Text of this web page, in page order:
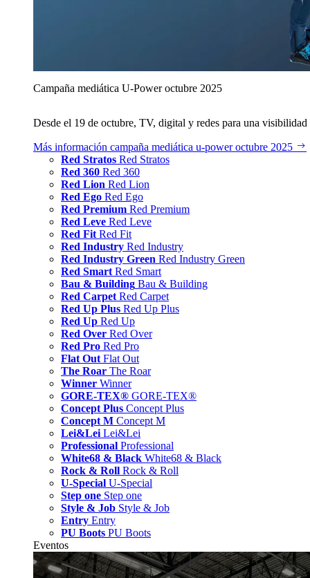
Campaña mediática U‑Power octubre 2025
Desde el 19 de octubre, TV, digital y redes para una
Más información campaña mediática u‑power octubre 2025
Red Stratos Red Stratos
Red 360 Red 360
Red Lion Red Lion
Red Ego Red Ego
Red Premium Red Premium
Red Leve Red Leve
Red Fit Red Fit
Red Industry Red Industry
Red Industry Green Red Industry Green
Red Smart Red Smart
Bau & Building Bau & Building
Red Carpet Red Carpet
Red Up Plus Red Up Plus
Red Up Red Up
Red Over Red Over
Red Pro Red Pro
Flat Out Flat Out
The Roar The Roar
Winner Winner
GORE-TEX® GORE-TEX®
Concept Plus Concept Plus
Concept M Concept M
Lei&Lei Lei&Lei
Professional Professional
White68 & Black White68 & Black
Rock & Roll Rock & Roll
U-Special U-Special
Step one Step one
Style & Job Style & Job
Entry Entry
PU Boots PU Boots
Eventos